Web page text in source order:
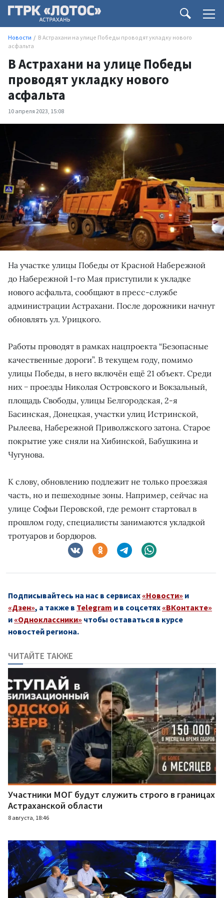
Новости
В Астрахани на улице Победы проводят укладку нового
асфальта
В Астрахани на улице Победы
проводят укладку нового
асфальта
10 апреля 2023, 15:08
На участке улицы Победы от Красной Набережной
до Набережной 1-го Мая приступили к укладке
нового асфальта, сообщают в пресс-службе
администрации Астрахани. После дорожники начнут
обновлять ул. Урицкого.
Работы проводят в рамках нацпроекта “Безопасные
качественные дороги”. В текущем году, помимо
улицы Победы, в него включён ещё 21 объект. Среди
них − проезды Николая Островского и Вокзальный,
площадь Свободы, улицы Белгородская, 2-я
Басинская, Донецкая, участки улиц Истринской,
Рылеева, Набережной Приволжского затона. Старое
покрытие уже сняли на Хибинской, Бабушкина и
Чугунова.
К слову, обновлению подлежит не только проезжая
часть, но и пешеходные зоны. Например, сейчас на
улице Софьи Перовской, где ремонт стартовал в
прошлом году, специалисты занимаются укладкой
тротуаров и бордюров.
Подписывайтесь на нас в сервисах «Новости» и
«Дзен», а также в Telegram и в соцсетях «ВКонтакте»
и «Одноклассники» чтобы оставаться в курсе
новостей региона.
ЧИТАЙТЕ ТАКЖЕ
Участники МОГ будут служить строго в границах
Астраханской области
8 августа, 18:46